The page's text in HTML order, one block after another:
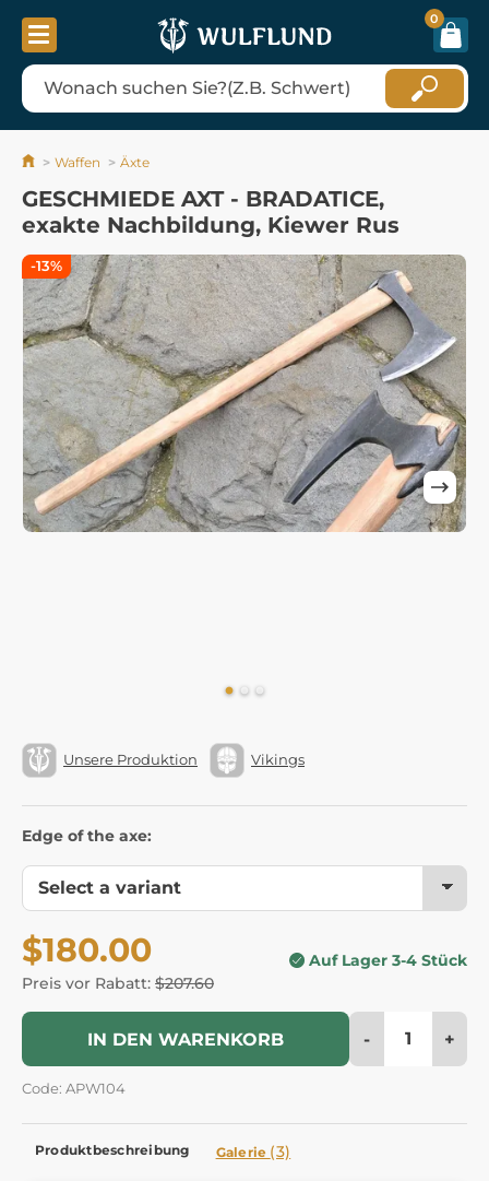
0
Waffen Äxte
GESCHMIEDE AXT - BRADATICE,
exakte Nachbildung, Kiewer Rus
Unsere Produktion Vikings
Edge of the axe:
$180.00
Preis vor Rabatt: $207.60
Auf Lager 3-4 Stück
IN DEN WARENKORB - +
Code: APW104
-13%
Produktbeschreibung Galerie (3)